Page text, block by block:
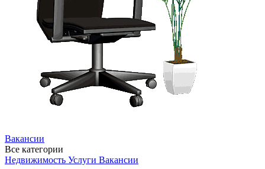
Вакансии
Все категории
Недвижимость Услуги Вакансии